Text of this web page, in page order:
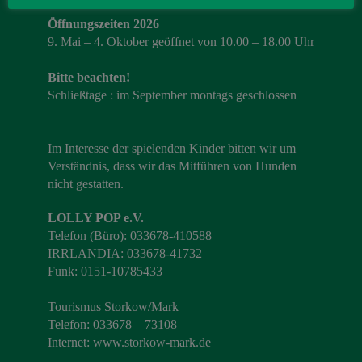
Öffnungszeiten 2026
9. Mai – 4. Oktober geöffnet von 10.00 – 18.00 Uhr
Bitte beachten!
Schließtage : im September montags geschlossen
Im Interesse der spielenden Kinder bitten wir um
Verständnis, dass wir das Mitführen von Hunden
nicht gestatten.
LOLLY POP e.V.
Telefon (Büro): 033678-410588
IRRLANDIA: 033678-41732
Funk: 0151-10785433
Tourismus Storkow/Mark
Telefon: 033678 – 73108
Internet: www.storkow-mark.de